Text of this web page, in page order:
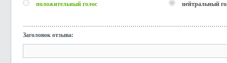
положительный голос нейтральный
Заголовок отзыва: